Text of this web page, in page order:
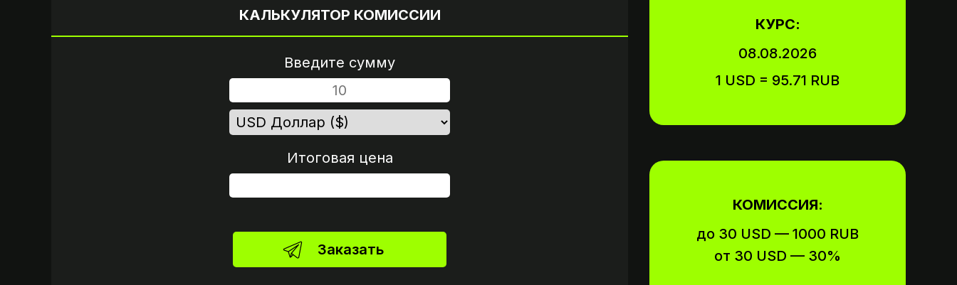
КАЛЬКУЛЯТОР КОМИССИИ
КОМИССИЯ:
КУРС:
08.08.2026
1 USD = 95.71 RUB
Введите сумму
Итоговая цена
Заказать
до 30 USD — 1000 RUB
от 30 USD — 30%